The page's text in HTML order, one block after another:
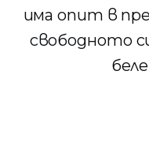
има опит в
свободното